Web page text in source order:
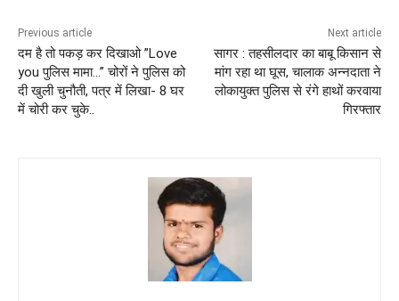
Previous article
दम है तो पकड़ कर दिखाओ ”Love
you पुलिस मामा…” चोरों ने पुलिस को
दी खुली चुनौती, पत्र में लिखा- 8 घर
में चोरी कर चुके..
Next article
सागर : तहसीलदार का बाबू किसान से
मांग रहा था घूस, चालाक अन्नदाता ने
लोकायुक्त पुलिस से रंगे हाथों करवाया
गिरफ्तार